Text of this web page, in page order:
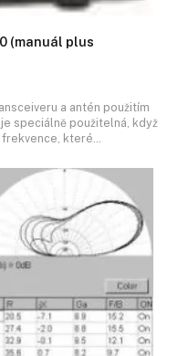
(manuál plus
a antén použitím
speciálně použitelná, když
které…